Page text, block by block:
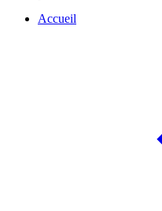
Accueil